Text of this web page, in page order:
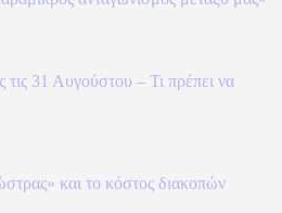
τις 31 Αυγούστου – Τι πρέπει να
και το κόστος διακοπών